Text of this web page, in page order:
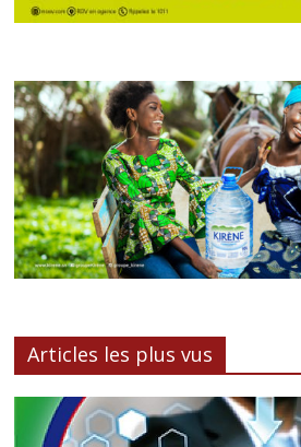
Articles les plus vus